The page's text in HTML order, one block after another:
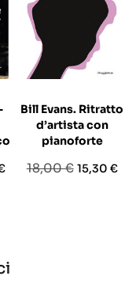
Bill Evans. Ritratto
d’artista con
pianoforte
Prezzo
18,00 € Prezzo
15,30 €